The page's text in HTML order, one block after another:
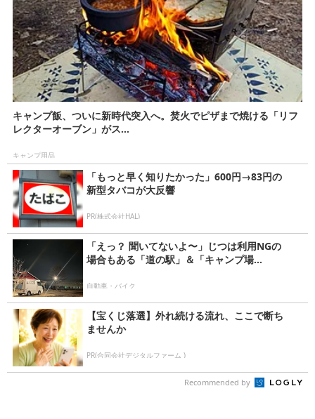
キャンプ飯、ついに新時代突入へ。焚火でピザまで焼ける「リフ
レクターオーブン」がス...
キャンプ用品
「もっと早く知りたかった」600円→83円の
新型タバコが大反響
PR(株式会社HAL)
「えっ？ 聞いてないよ〜」じつは利用NGの
場合もある「道の駅」＆「キャンプ場...
自動車・バイク
【宝くじ落選】外れ続ける流れ、ここで断ち
ませんか
PR(合同会社デジタルファーム )
Recommended by